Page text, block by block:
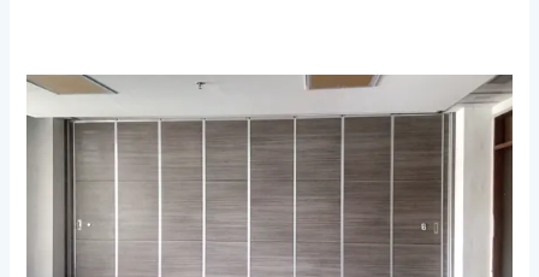
Manfaat
Menggunakan
Partisi